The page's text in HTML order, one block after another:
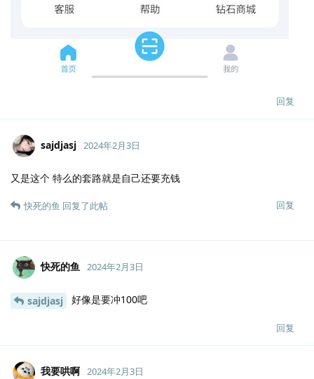
回复
sajdjasj 2024年2月3日
又是这个 特么的套路就是自己还要充钱
回复
快死的鱼 回复了此帖
快死的鱼 2024年2月3日
sajdjasj 好像是要冲100吧
回复
我要哄啊 2024年2月3日